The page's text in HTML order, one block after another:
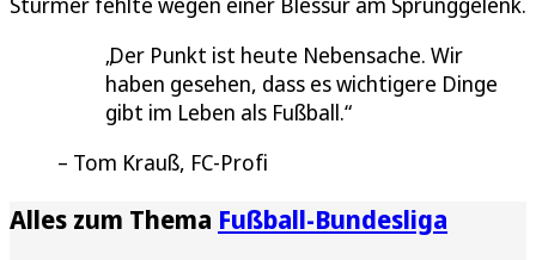
Der Punkt ist heute Nebensache. Wir
haben gesehen, dass es wichtigere Dinge
gibt im Leben als Fußball.
Tom Krauß, FC-Profi
Alles zum Thema Fußball-Bundesliga